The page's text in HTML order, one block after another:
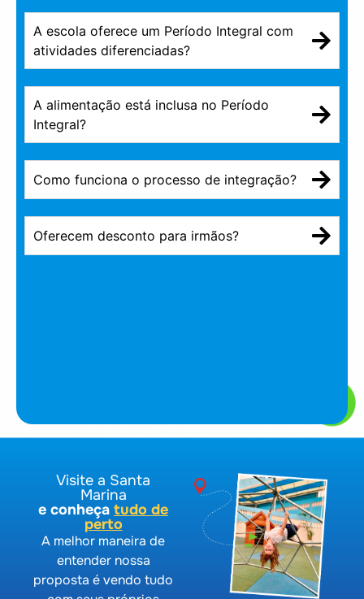
A escola oferece um Período Integral com
atividades diferenciadas?
A alimentação está inclusa no Período
Integral?
Como funciona o processo de integração?
Oferecem desconto para irmãos?
Visite a Santa
Marina
e conheça tudo de
perto
A melhor maneira de
entender nossa
proposta é vendo tudo